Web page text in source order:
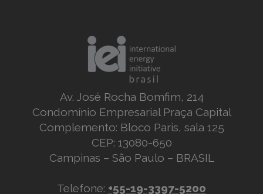
Av. José Rocha Bomfim, 214
Condomínio Empresarial Praça Capital
Complemento: Bloco Paris, sala 125
CEP: 13080-650
Campinas – São Paulo – BRASIL
Telefone: +55-19-3397-5200